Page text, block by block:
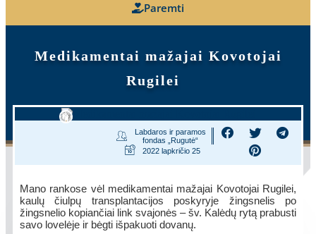
Paremti
Medikamentai mažajai Kovotojai
Rugilei
Labdaros ir paramos
fondas „Rugutė“
2022 lapkričio 25
Mano rankose vėl medikamentai mažajai Kovotojai Rugilei,
kaulų čiulpų transplantacijos poskyryje žingsnelis po
žingsnelio kopiančiai link svajonės – šv. Kalėdų rytą prabusti
savo lovelėje ir bėgti išpakuoti dovanų.